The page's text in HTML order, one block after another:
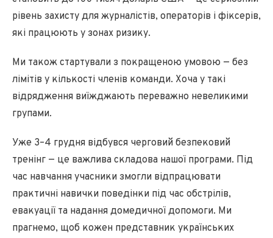
рівень захисту для журналістів, операторів і фіксерів,
які працюють у зонах ризику.
Ми також стартували з покращеною умовою — без
лімітів у кількості членів команди. Хоча у такі
відрядження виїжджають переважно невеликими
групами.
Уже 3–4 грудня відбувся черговий безпековий
тренінг — це важлива складова нашої програми. Під
час навчання учасники змогли відпрацювати
практичні навички поведінки під час обстрілів,
евакуації та надання домедичної допомоги. Ми
прагнемо, щоб кожен представник українських